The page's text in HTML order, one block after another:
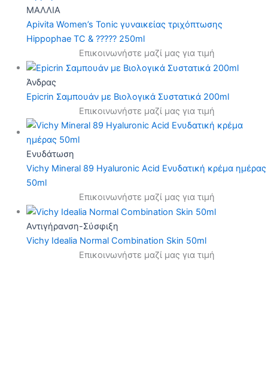
ΜΑΛΛΙΑ
Apivita Women’s Tonic γυναικείας τριχόπτωσης
Hippophae TC & ????? 250ml
Επικοινωνήστε μαζί μας για τιμή
Άνδρας
Epicrin Σαμπουάν με Βιολογικά Συστατικά 200ml
Επικοινωνήστε μαζί μας για τιμή
Ενυδάτωση
Vichy Mineral 89 Hyaluronic Acid Ενυδατική κρέμα ημέρας
50ml
Επικοινωνήστε μαζί μας για τιμή
Αντιγήρανση-Σύσφιξη
Vichy Idealia Normal Combination Skin 50ml
Επικοινωνήστε μαζί μας για τιμή